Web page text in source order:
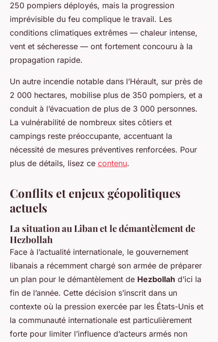
250 pompiers déployés, mais la progression
imprévisible du feu complique le travail. Les
conditions climatiques extrêmes — chaleur intense,
vent et sécheresse — ont fortement concouru à la
propagation rapide.
Un autre incendie notable dans l’Hérault, sur près de
2 000 hectares, mobilise plus de 350 pompiers, et a
conduit à l’évacuation de plus de 3 000 personnes.
La vulnérabilité de nombreux sites côtiers et
campings reste préoccupante, accentuant la
nécessité de mesures préventives renforcées. Pour
plus de détails, lisez ce contenu.
Conflits et enjeux géopolitiques
actuels
La situation au Liban et le démantèlement de
Hezbollah
Face à l’actualité internationale, le gouvernement
libanais a récemment chargé son armée de préparer
un plan pour le démantèlement de Hezbollah d’ici la
fin de l’année. Cette décision s’inscrit dans un
contexte où la pression exercée par les États-Unis et
la communauté internationale est particulièrement
forte pour limiter l’influence d’acteurs armés non